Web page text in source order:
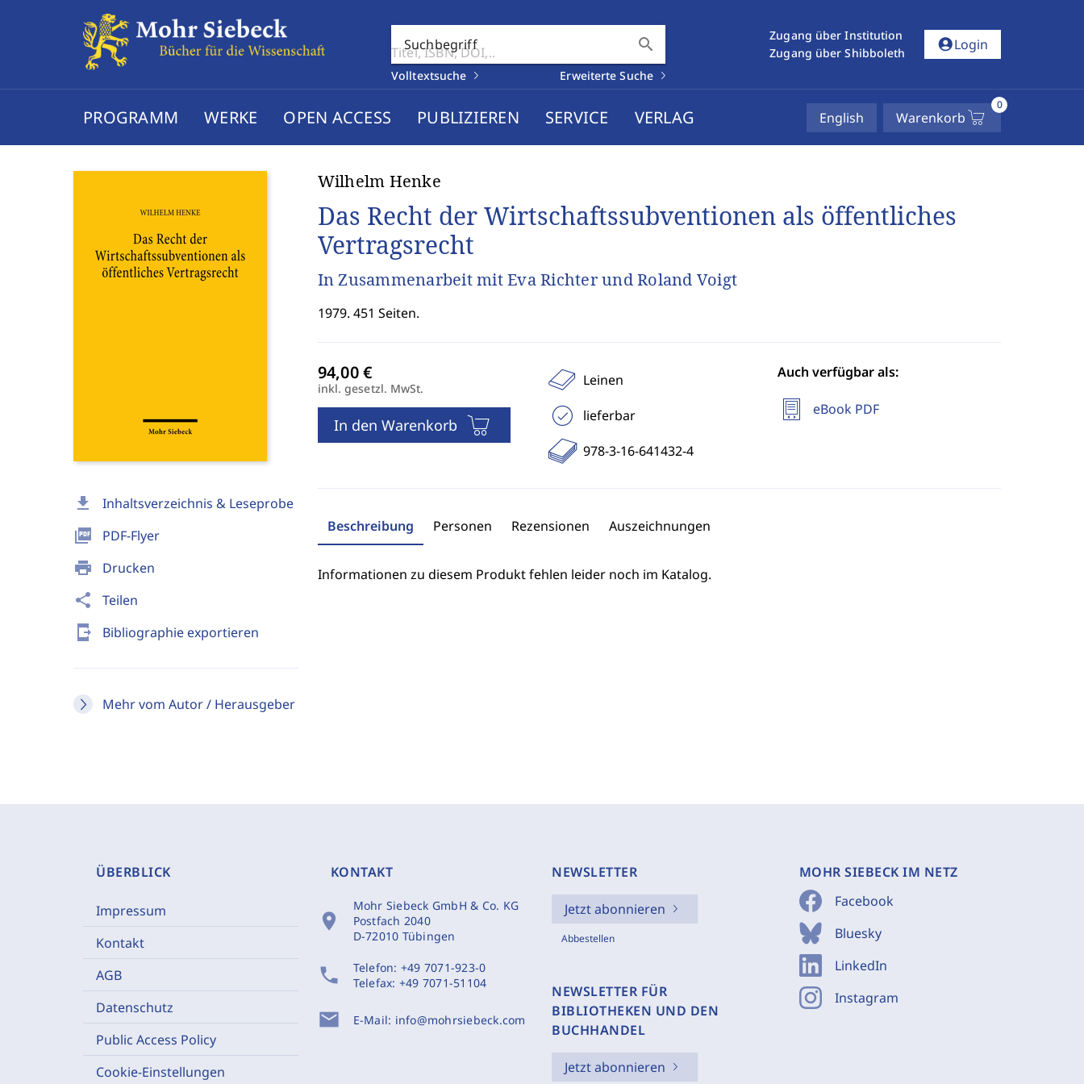
Suchbegriff search
Volltextsuche Erweiterte Suche
Zugang über Institution
Zugang über Shibboleth
account_circleLogin
PROGRAMM WERKE OPEN ACCESS PUBLIZIEREN SERVICE VERLAG English Warenkorb
0
download Inhaltsverzeichnis & Leseprobe
picture_as_pdf PDF-Flyer
print Drucken
share Teilen
send_to_mobile Bibliographie exportieren
Mehr vom Autor / Herausgeber
Wilhelm Henke
Das Recht der Wirtschaftssubventionen als öffentliches
Vertragsrecht
In Zusammenarbeit mit Eva Richter und Roland Voigt
1979. 451 Seiten.
inkl. gesetzl. MwSt.
In den Warenkorb
Leinen
lieferbar
978-3-16-641432-4
Auch verfügbar als:
eBook PDF
Beschreibung Personen Rezensionen Auszeichnungen
Informationen zu diesem Produkt fehlen leider noch im Katalog.
ÜBERBLICK
Impressum
Kontakt
AGB
Datenschutz
Public Access Policy
Cookie-Einstellungen
KONTAKT
location_on
Mohr Siebeck GmbH & Co. KG
Postfach 2040
D-72010 Tübingen
phone Telefon: +49 7071-923-0
Telefax: +49 7071-51104
mail E-Mail: info@mohrsiebeck.com
NEWSLETTER
Jetzt abonnieren
Abbestellen
NEWSLETTER FÜR
BIBLIOTHEKEN UND DEN
BUCHHANDEL
Jetzt abonnieren
MOHR SIEBECK IM NETZ
Facebook
Bluesky
LinkedIn
Instagram